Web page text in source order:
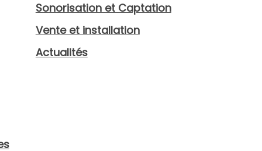
Sonorisation et Captation
Vente et installation
Actualités